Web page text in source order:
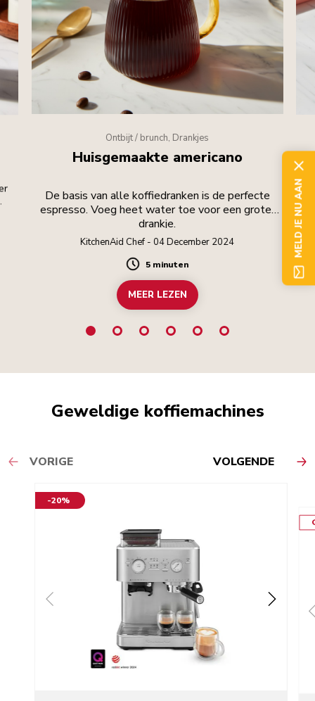
Ontbijt / brunch, Drankjes
Huisgemaakte americano
De basis van alle koffiedranken is de perfecte
espresso. Voeg heet water toe voor een groter
drankje.
KitchenAid Chef - 04 December 2024
Duration
5 minuten
MEER LEZEN
Geweldige koffiemachines
VORIGE VOLGENDE
-20%
MELD JE NU AAN